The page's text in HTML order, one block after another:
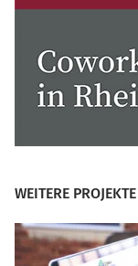
WEITERE PROJEKTE